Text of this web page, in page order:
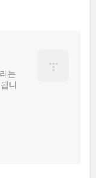
는
니